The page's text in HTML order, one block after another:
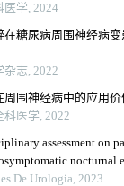
医学, 2024
在糖尿病周围神经病
杂志, 2022
周围神经病中的应用价
科医学, 2022
assessment on
nocturnal
De Urologia, 2023